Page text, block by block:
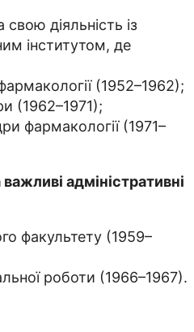
свою діяльність із
інститутом, де
(1952–1962);
(1962–1971);
фармакології (1971–
адміністративні
факультету (1959–
роботи (1966–1967).